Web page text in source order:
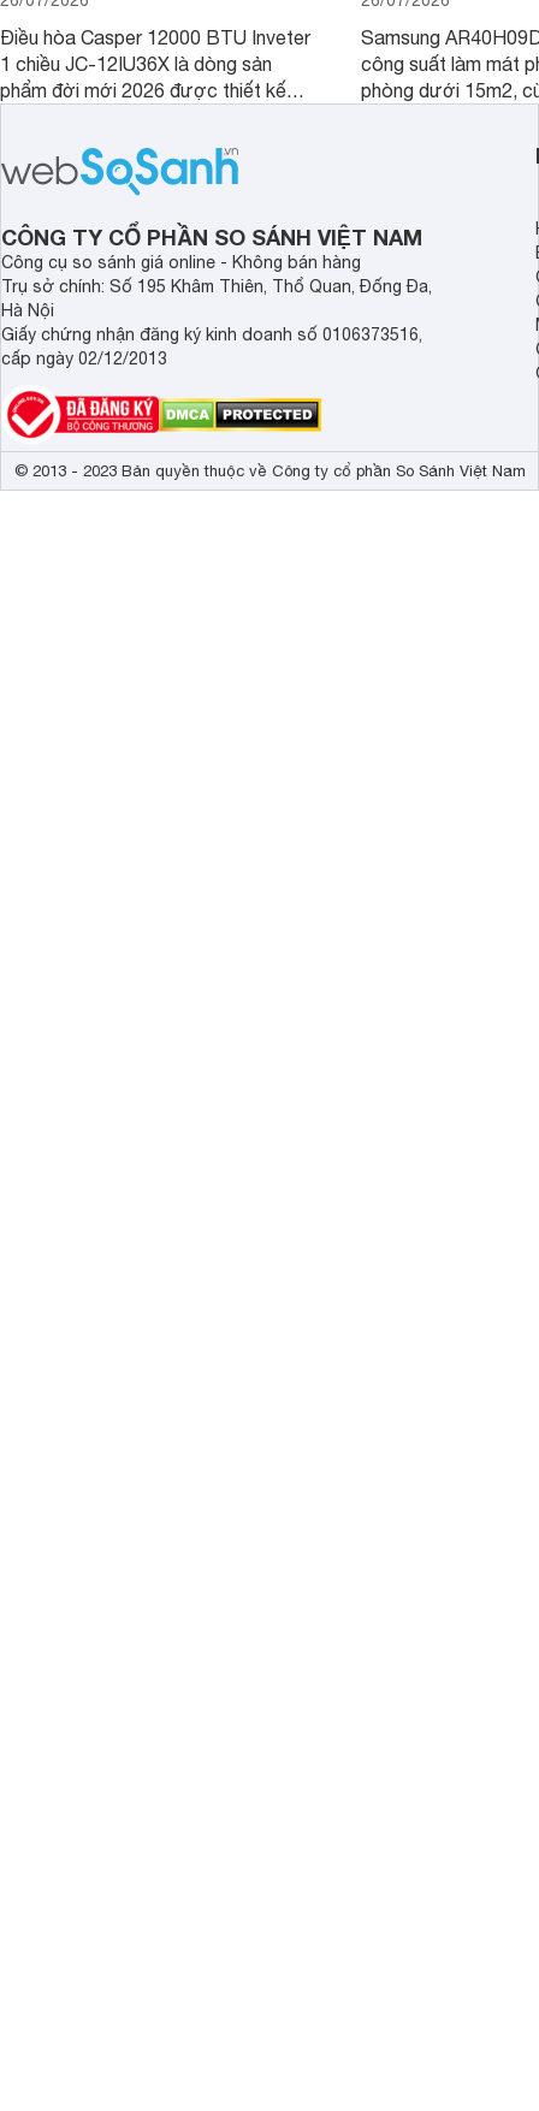
Điều hòa Casper 12000 BTU Inveter
1 chiều JC-12IU36X là dòng sản
phẩm đời mới 2026 được thiết kế
sở hữu khả năng làm mát tốt mà còn
có giá bán rất hợp lý.
Samsung
công suất làm mát
phòng dưới 15m2,
phòng ngủ, phòng
CÔNG TY CỔ PHẦN SO SÁNH VIỆT NAM
Công cụ so sánh giá online - Không bán hàng
Trụ sở chính: Số 195 Khâm Thiên, Thổ Quan, Đống Đa,
Hà Nội
Giấy chứng nhận đăng ký kinh doanh số 0106373516,
cấp ngày 02/12/2013
© 2013 - 2023 Bản quyền thuộc về Công ty cổ phần So Sánh Việt Nam